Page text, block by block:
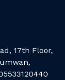
17th Floor,